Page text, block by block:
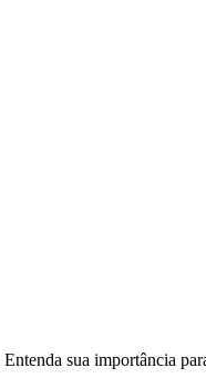
sua importância